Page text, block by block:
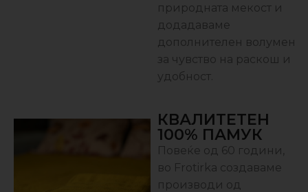
природната мекост и
додадаваме
дополнителен волумен
за чувство на раскош и
удобност.
КВАЛИТЕТЕН
100% ПАМУК
Повеќе од 60 години,
во Frotirka создаваме
производи од